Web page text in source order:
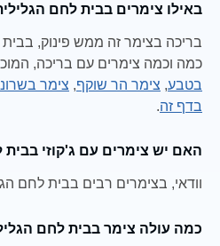
באילו צימרים בבית לחם
בריכה בצימר זה ממש פינוק,
כמה וכמה צימרים עם בריכה,
בטבע, צימר הר שוקף, צימר
בדף זה.
האם יש צימרים עם ג'קוזי
וודאי, בצימרים רבים בבית לחם
כמה עולה צימר בבית לחם